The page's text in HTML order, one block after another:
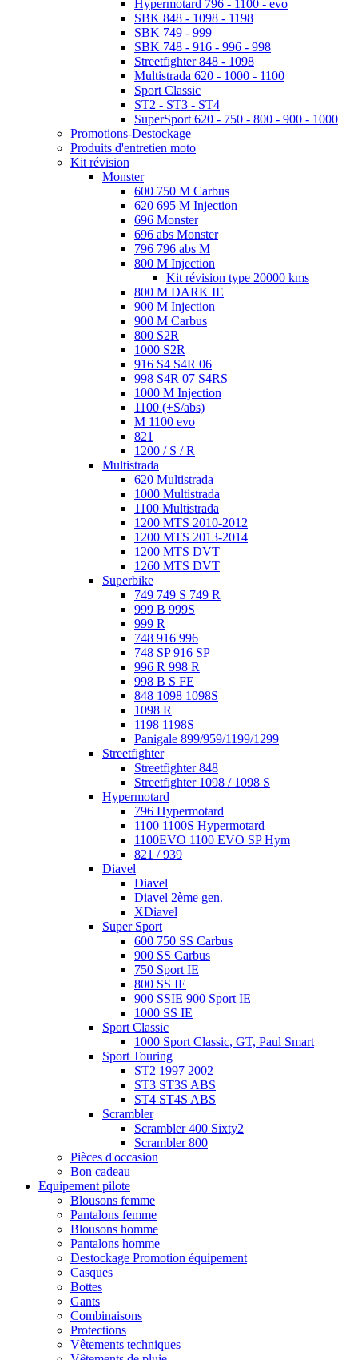
Hypermotard 796 - 1100 - evo
SBK 848 - 1098 - 1198
SBK 749 - 999
SBK 748 - 916 - 996 - 998
Streetfighter 848 - 1098
Multistrada 620 - 1000 - 1100
Sport Classic
ST2 - ST3 - ST4
SuperSport 620 - 750 - 800 - 900 - 1000
Promotions-Destockage
Produits d'entretien moto
Kit révision
Monster
600 750 M Carbus
620 695 M Injection
696 Monster
696 abs Monster
796 796 abs M
800 M Injection
Kit révision type 20000 kms
800 M DARK IE
900 M Injection
900 M Carbus
800 S2R
1000 S2R
916 S4 S4R 06
998 S4R 07 S4RS
1000 M Injection
1100 (+S/abs)
M 1100 evo
821
1200 / S / R
Multistrada
620 Multistrada
1000 Multistrada
1100 Multistrada
1200 MTS 2010-2012
1200 MTS 2013-2014
1200 MTS DVT
1260 MTS DVT
Superbike
749 749 S 749 R
999 B 999S
999 R
748 916 996
748 SP 916 SP
996 R 998 R
998 B S FE
848 1098 1098S
1098 R
1198 1198S
Panigale 899/959/1199/1299
Streetfighter
Streetfighter 848
Streetfighter 1098 / 1098 S
Hypermotard
796 Hypermotard
1100 1100S Hypermotard
1100EVO 1100 EVO SP Hym
821 / 939
Diavel
Diavel
Diavel 2ème gen.
XDiavel
Super Sport
600 750 SS Carbus
900 SS Carbus
750 Sport IE
800 SS IE
900 SSIE 900 Sport IE
1000 SS IE
Sport Classic
1000 Sport Classic, GT, Paul Smart
Sport Touring
ST2 1997 2002
ST3 ST3S ABS
ST4 ST4S ABS
Scrambler
Scrambler 400 Sixty2
Scrambler 800
Pièces d'occasion
Bon cadeau
Equipement pilote
Blousons femme
Pantalons femme
Blousons homme
Pantalons homme
Destockage Promotion équipement
Casques
Bottes
Gants
Combinaisons
Protections
Vêtements techniques